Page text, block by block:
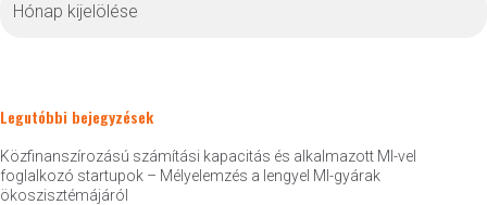
Legutóbbi bejegyzések
Közfinanszírozású számítási kapacitás és alkalmazott MI-vel
foglalkozó startupok – Mélyelemzés a lengyel MI-gyárak
ökoszisztémájáról